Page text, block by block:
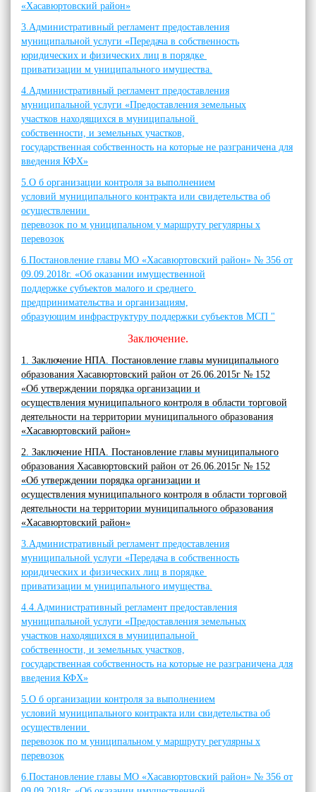
«Хасавюртовский район»
3.Административный регламент предоставления
муниципальной услуги «Передача в собственность
юридических и физических лиц в порядке
приватизации м униципального имущества.
4.Административный регламент предоставления
муниципальной услуги «Предоставления земельных
участков находящихся в муниципальной
собственности, и земельных участков,
государственная собственность на которые не разграничена для
введения КФХ»
5.О б организации контроля за выполнением
условий муниципального контракта или свидетельства об
осуществлении
перевозок по м униципальном у маршруту регулярны х
перевозок
6.Постановление главы МО «Хасавюртовский район» № 356 от
09.09.2018г. «Об оказании имущественной
поддержке субъектов малого и среднего
предпринимательства и организациям,
образующим инфраструктуру поддержки субъектов МСП "
Заключение.
1. Заключение НПА. Постановление главы муниципального
образования Хасавюртовский район от 26.06.2015г № 152
«Об утверждении порядка организации и
осуществления муниципального контроля в области торговой
деятельности на территории муниципального образования
«Хасавюртовский район»
2. Заключение НПА. Постановление главы муниципального
образования Хасавюртовский район от 26.06.2015г № 152
«Об утверждении порядка организации и
осуществления муниципального контроля в области торговой
деятельности на территории муниципального образования
«Хасавюртовский район»
3.Административный регламент предоставления
муниципальной услуги «Передача в собственность
юридических и физических лиц в порядке
приватизации м униципального имущества.
4.4.Административный регламент предоставления
муниципальной услуги «Предоставления земельных
участков находящихся в муниципальной
собственности, и земельных участков,
государственная собственность на которые не разграничена для
введения КФХ»
5.О б организации контроля за выполнением
условий муниципального контракта или свидетельства об
осуществлении
перевозок по м униципальном у маршруту регулярны х
перевозок
6.Постановление главы МО «Хасавюртовский район» № 356 от